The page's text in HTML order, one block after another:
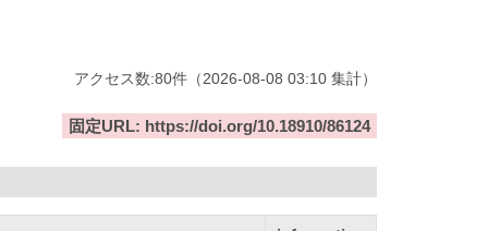
アクセス数:80件 （2026-08-08 03:10 集計）
固定URL: https://doi.org/10.18910/86124